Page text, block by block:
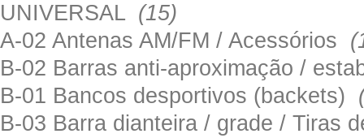
UNIVERSAL (15)
A-02 Antenas AM/FM / Acessórios
B-02 Barras anti-aproximação /
B-01 Bancos desportivos (backets)
B-03 Barra dianteira / grade / Tiras